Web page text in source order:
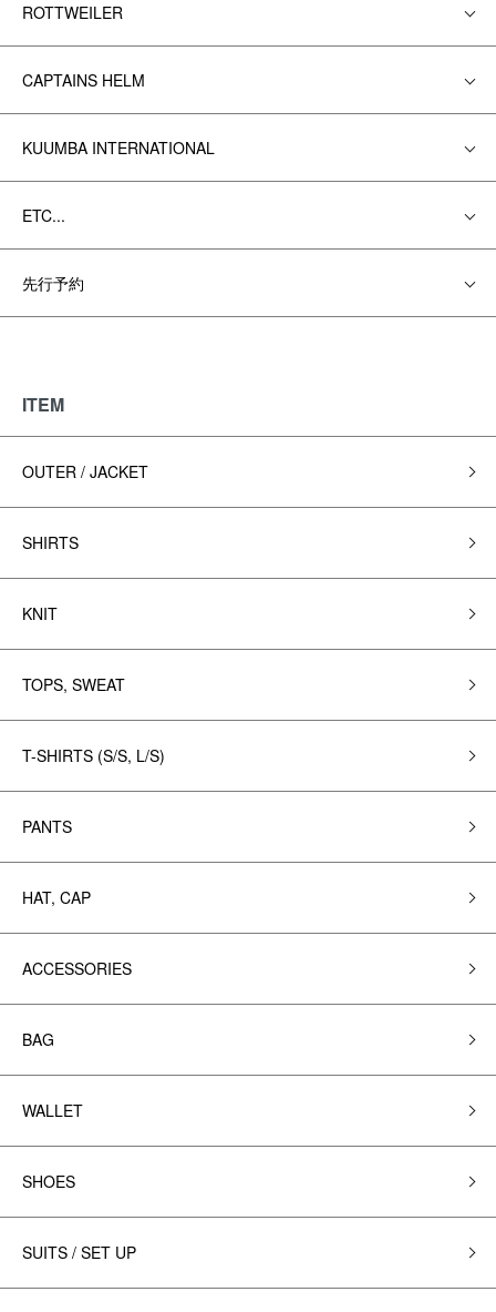
ROTTWEILER
CAPTAINS HELM
KUUMBA INTERNATIONAL
ETC...
先行予約
ITEM
OUTER / JACKET
SHIRTS
KNIT
TOPS, SWEAT
T-SHIRTS (S/S, L/S)
PANTS
HAT, CAP
ACCESSORIES
BAG
WALLET
SHOES
SUITS / SET UP